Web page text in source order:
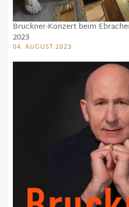
Bruckner-Konzert beim
2023
04. AUGUST 2023